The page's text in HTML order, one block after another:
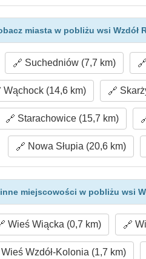
miasta w pobliżu wsi Wzdół
Suchedniów (7,7 km)
Wąchock (14,6 km)
Starachowice (15,7 km)
Nowa Słupia (20,6 km)
miejscowości w pobliżu wsi
Wieś Wiącka (0,7 km)
Wieś Wzdół-Kolonia (1,7 km)